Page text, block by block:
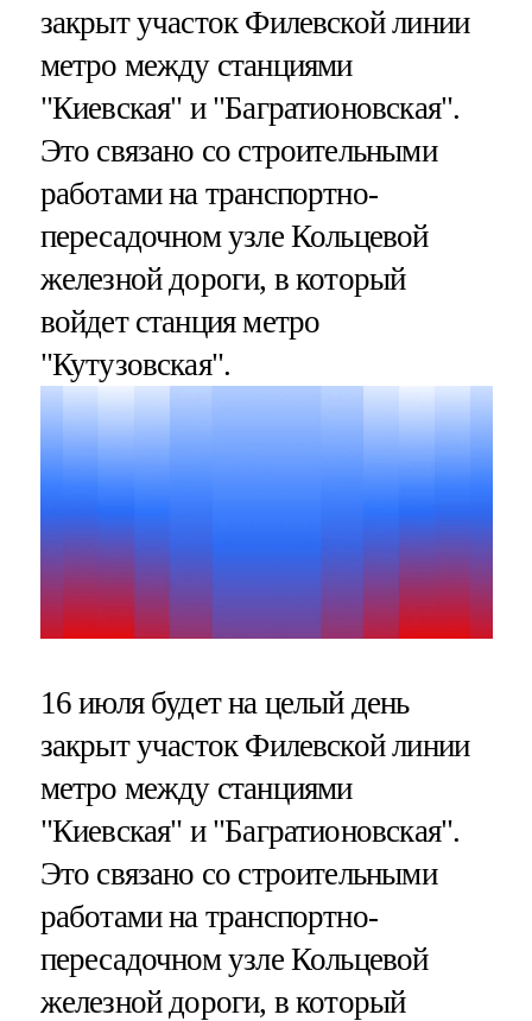
закрыт участок Филевской линии
метро между станциями
"Киевская" и "Багратионовская".
Это связано со строительными
работами на транспортно-
пересадочном узле Кольцевой
железной дороги, в который
войдет станция метро
"Кутузовская".
16 июля будет на целый день
закрыт участок Филевской линии
метро между станциями
"Киевская" и "Багратионовская".
Это связано со строительными
работами на транспортно-
пересадочном узле Кольцевой
железной дороги, в который